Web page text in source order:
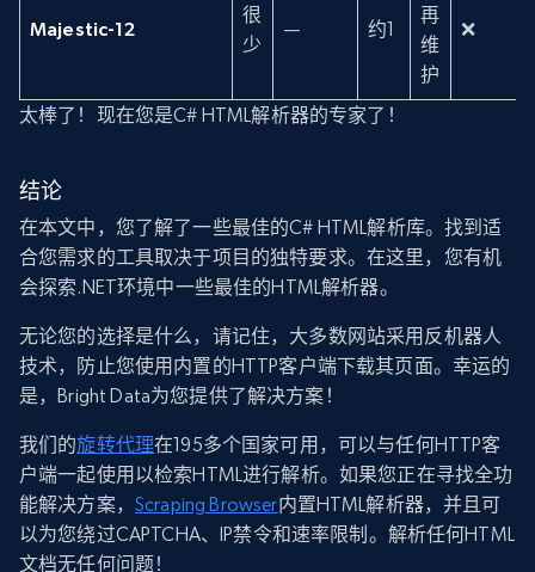
Majestic-12
很
少
— 约1
再
维
护
❌
太棒了！现在您是C# HTML解析器的专家了！
结论
在本文中，您了解了一些最佳的C# HTML解析库。找到适
合您需求的工具取决于项目的独特要求。在这里，您有机
会探索.NET环境中一些最佳的HTML解析器。
无论您的选择是什么，请记住，大多数网站采用反机器人
技术，防止您使用内置的HTTP客户端下载其页面。幸运的
是，Bright Data为您提供了解决方案！
我们的旋转代理在195多个国家可用，可以与任何HTTP客
户端一起使用以检索HTML进行解析。如果您正在寻找全功
能解决方案， Scraping Browser内置HTML解析器，并且可
以为您绕过CAPTCHA、IP禁令和速率限制。解析任何HTML
文档无任何问题！